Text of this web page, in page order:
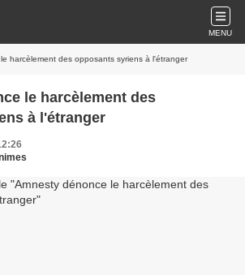
MENU
harcèlement des opposants syriens à l'étranger
le harcèlement des
à l'étranger